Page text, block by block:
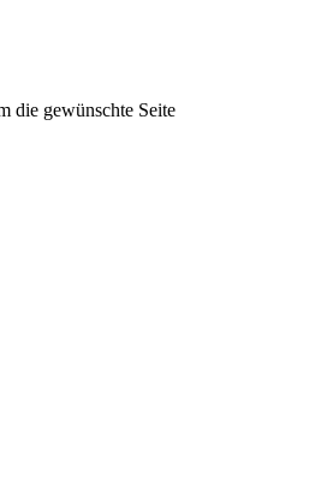
die gewünschte Seite